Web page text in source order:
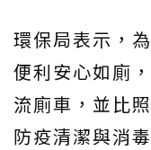
環保局表示，
便利安心如廁
流廁車，並比
防疫清潔與消